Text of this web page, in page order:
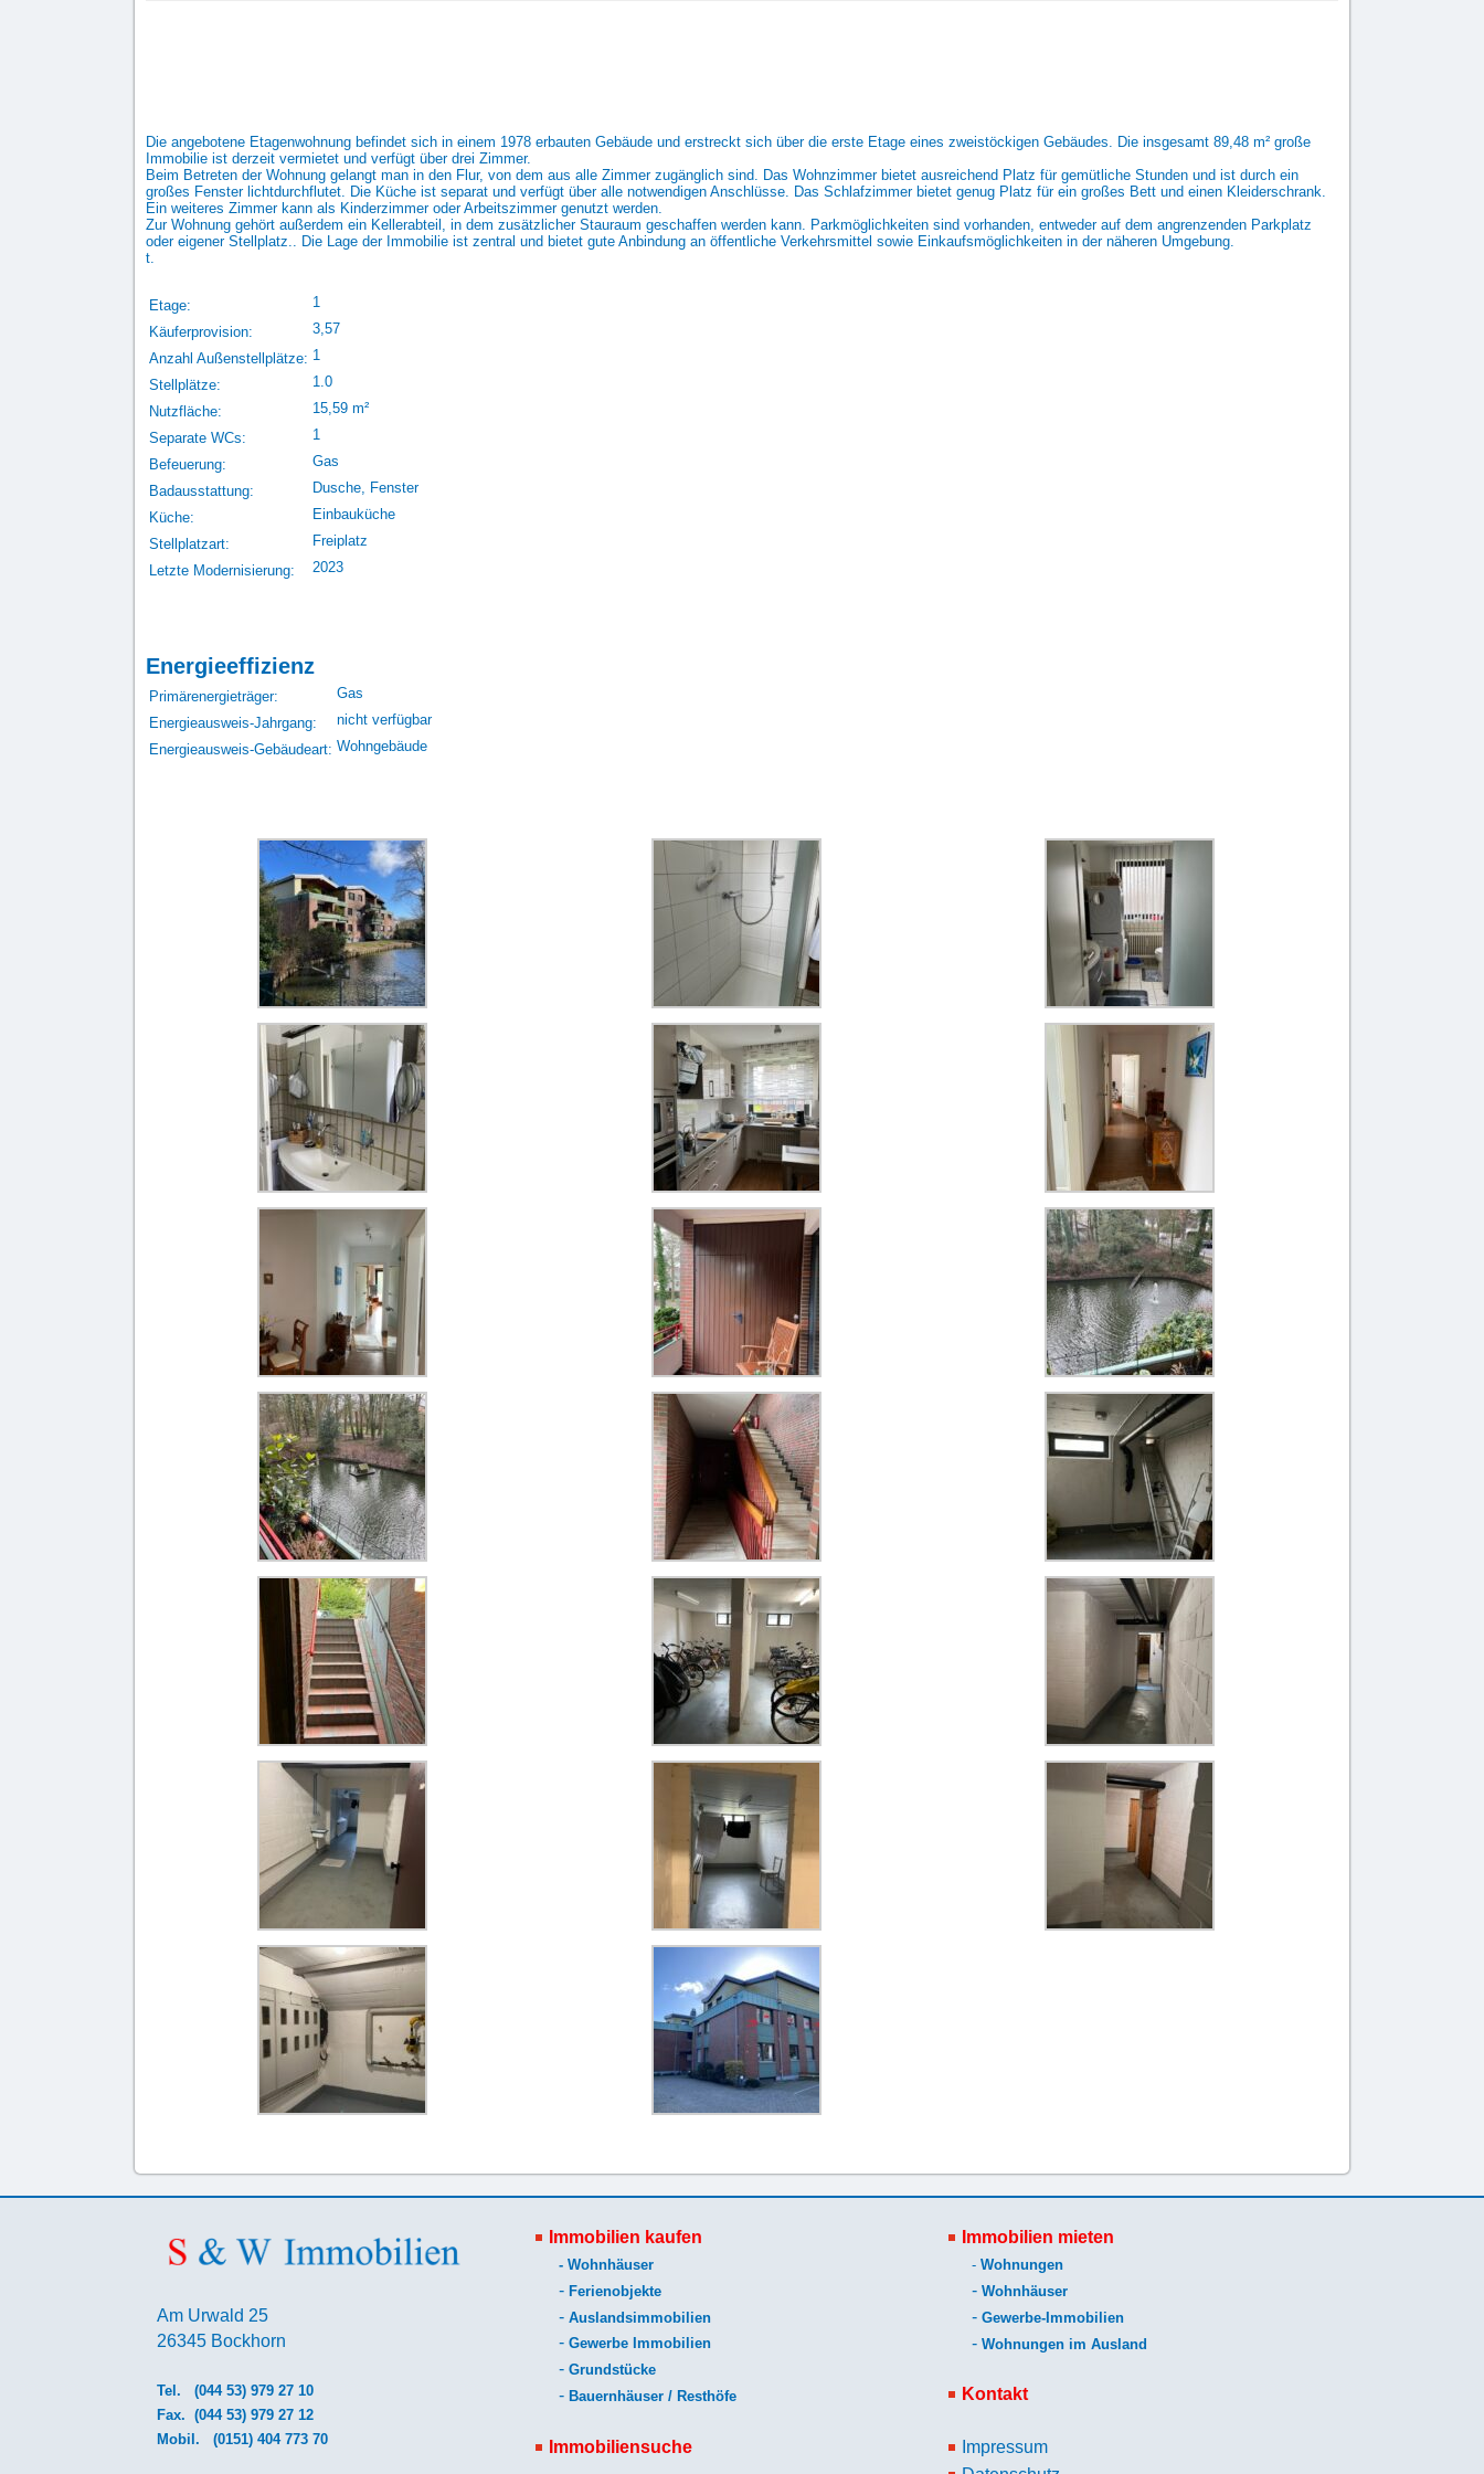
Die angebotene Etagenwohnung befindet sich in einem 1978 erbauten Gebäude und erstreckt sich über die erste Etage eines zweistöckigen Gebäudes. Die insgesamt 89,48 m² große
Immobilie ist derzeit vermietet und verfügt über drei Zimmer.
Beim Betreten der Wohnung gelangt man in den Flur, von dem aus alle Zimmer zugänglich sind. Das Wohnzimmer bietet ausreichend Platz für gemütliche Stunden und ist durch ein
großes Fenster lichtdurchflutet. Die Küche ist separat und verfügt über alle notwendigen Anschlüsse. Das Schlafzimmer bietet genug Platz für ein großes Bett und einen Kleiderschrank.
Ein weiteres Zimmer kann als Kinderzimmer oder Arbeitszimmer genutzt werden.
Zur Wohnung gehört außerdem ein Kellerabteil, in dem zusätzlicher Stauraum geschaffen werden kann. Parkmöglichkeiten sind vorhanden, entweder auf dem angrenzenden Parkplatz
oder eigener Stellplatz.. Die Lage der Immobilie ist zentral und bietet gute Anbindung an öffentliche Verkehrsmittel sowie Einkaufsmöglichkeiten in der näheren Umgebung.
t.
Etage:
1
Käuferprovision:
3,57
Anzahl Außenstellplätze: 1
Stellplätze:
1.0
Nutzfläche:
15,59 m²
Separate WCs:
1
Befeuerung:
Gas
Badausstattung:
Dusche, Fenster
Küche:
Einbauküche
Stellplatzart:
Freiplatz
Letzte Modernisierung:
2023
Energieeffizienz
Primärenergieträger:
Gas
Energieausweis-Jahrgang:
nicht verfügbar
Energieausweis-Gebäudeart: Wohngebäude
Am Urwald 25
26345 Bockhorn
Tel. (044 53) 979 27 10
Fax. (044 53) 979 27 12
Mobil. (0151) 404 773 70
Immobilien kaufen
- Wohnhäuser
- Ferienobjekte
- Auslandsimmobilien
- Gewerbe Immobilien
- Grundstücke
- Bauernhäuser / Resthöfe
Immobiliensuche
Immobilien mieten
- Wohnungen
- Wohnhäuser
- Gewerbe-Immobilien
- Wohnungen im Ausland
Kontakt
Impressum